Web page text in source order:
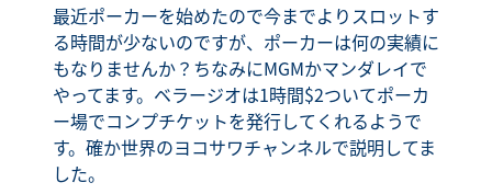
最近ポーカーを始めたので今までよりスロットす
る時間が少ないのですが、ポーカーは何の実績に
もなりませんか？ちなみにMGMかマンダレイで
やってます。ベラージオは1時間$2ついてポーカ
ー場でコンプチケットを発行してくれるようで
す。確か世界のヨコサワチャンネルで説明してま
した。